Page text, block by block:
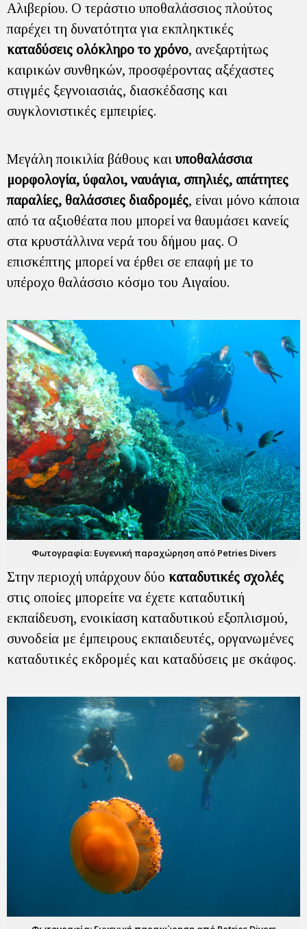
Αλιβερίου. Ο τεράστιο υποθαλάσσιος πλούτος
παρέχει τη δυνατότητα για εκπληκτικές
καταδύσεις ολόκληρο το χρόνο, ανεξαρτήτως
καιρικών συνθηκών, προσφέροντας αξέχαστες
στιγμές ξεγνοιασιάς, διασκέδασης και
συγκλονιστικές εμπειρίες.
Μεγάλη ποικιλία βάθους καιυποθαλάσσια
μορφολογία, ύφαλοι, ναυάγια, σπηλιές, απάτητες
παραλίες, θαλάσσιες διαδρομές, είναι μόνο κάποια
από τα αξιοθέατα που μπορεί να θαυμάσει κανείς
στα κρυστάλλινα νερά του δήμου μας. Ο
επισκέπτης μπορεί να έρθει σε επαφή με το
υπέροχο θαλάσσιο κόσμο του Αιγαίου.
Φωτογραφία: Ευγενική παραχώρηση από Petries Divers
Στην περιοχή υπάρχουν δύο καταδυτικές σχολές
στις οποίες μπορείτε να έχετε καταδυτική
εκπαίδευση, ενοικίαση καταδυτικού εξοπλισμού,
συνοδεία με έμπειρους εκπαιδευτές, οργανωμένες
καταδυτικές εκδρομές και καταδύσεις με σκάφος.